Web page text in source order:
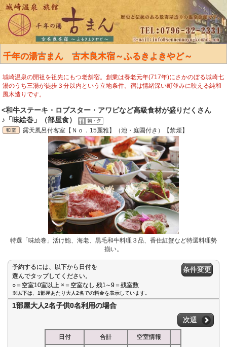
千年の湯古まん 古木良木宿～ふるきよきやど～
城崎温泉の開祖を祖先にもつ老舗宿。創業は養老元年(717年)にさかのぼる城崎七
湯のうち三湯が徒歩３分以内という立地条件。宿は情緒深い町並みに映える純和
風木造りです。
<和牛ステーキ・ロブスター・アワビなど高級食材が盛りだくさん
♪「味絵巻」（部屋食）
露天風呂付客室【Ｎｏ．15麗雅】（池・庭園付き）【禁煙】
特選「味絵巻」活け鮑、海老、黒毛和牛料理３品、香住紅蟹など特選料理勢
揃い。
予約するには、以下から日付を
選んでタップしてください。
○＝空室10室以上 ×＝空室なし 残1∼9＝残室数
条件変更
※以下は、1部屋あたり大人2名での料金を表示しています。
1部屋大人2名子供0名利用の場合
次週
日付 合計 空室情報